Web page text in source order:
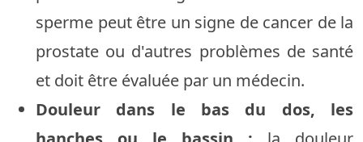
sperme peut être un signe de cancer de la
prostate ou d'autres problèmes de santé
et doit être évaluée par un médecin.
Douleur dans le bas du dos, les